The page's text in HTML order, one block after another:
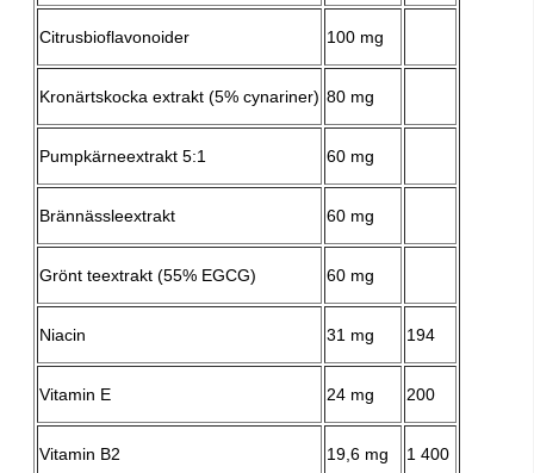
Citrusbioflavonoider 100 mg
Kronärtskocka extrakt (5% cynariner) 80 mg
Pumpkärneextrakt 5:1 60 mg
Brännässleextrakt 60 mg
Grönt teextrakt (55% EGCG) 60 mg
Niacin 31 mg 194
Vitamin E 24 mg 200
Vitamin B2 19,6 mg 1 400